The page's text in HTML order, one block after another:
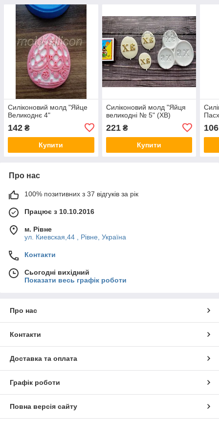
Силіконовий молд "Яйце
Великоднє 4"
142 ₴
Купити
Силіконовий молд "Яйця
великодні № 5" (ХВ)
221₴
Купити
106
Про нас
100% позитивних з 37 відгуків за рік
Працює з 10.10.2016
м. Рівне
ул. Киевская,44 , Рівне, Україна
Контакти
Сьогодні вихідний
Показати весь графік роботи
Про нас
Контакти
Доставка та оплата
Графік роботи
Повна версія сайту